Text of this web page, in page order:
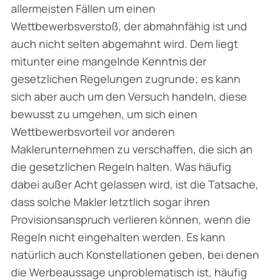
allermeisten Fällen um einen
Wettbewerbsverstoß, der abmahnfähig ist und
auch nicht selten abgemahnt wird. Dem liegt
mitunter eine mangelnde Kenntnis der
gesetzlichen Regelungen zugrunde; es kann
sich aber auch um den Versuch handeln, diese
bewusst zu umgehen, um sich einen
Wettbewerbsvorteil vor anderen
Maklerunternehmen zu verschaffen, die sich an
die gesetzlichen Regeln halten. Was häufig
dabei außer Acht gelassen wird, ist die Tatsache,
dass solche Makler letztlich sogar ihren
Provisionsanspruch verlieren können, wenn die
Regeln nicht eingehalten werden. Es kann
natürlich auch Konstellationen geben, bei denen
die Werbeaussage unproblematisch ist, häufig